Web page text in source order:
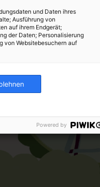
und Daten ihres
Ausführung von
auf ihrem Endgerät;
der Daten; Personalisierung
von Websitebesuchern auf
Powered by